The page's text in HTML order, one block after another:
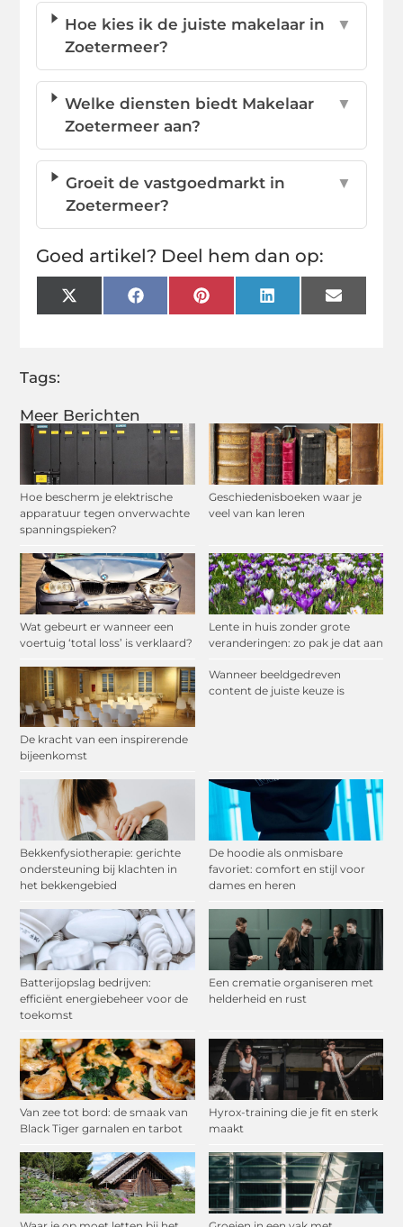
Meer Berichten
Hoe bescherm je elektrische
apparatuur tegen onverwachte
spanningspieken?
Geschiedenisboeken waar je
veel van kan leren
Wat gebeurt er wanneer een
voertuig ‘total loss’ is verklaard?
Lente in huis zonder grote
veranderingen: zo pak je dat aan
De kracht van een inspirerende
bijeenkomst
Wanneer beeldgedreven
content de juiste keuze is
Bekkenfysiotherapie: gerichte
ondersteuning bij klachten in
het bekkengebied
De hoodie als onmisbare
favoriet: comfort en stijl voor
dames en heren
Batterijopslag bedrijven:
efficiënt energiebeheer voor de
toekomst
Een crematie organiseren met
helderheid en rust
Van zee tot bord: de smaak van
Black Tiger garnalen en tarbot
Hyrox-training die je fit en sterk
maakt
Hoe kies ik de juiste makelaar in
Zoetermeer?
▼
Welke diensten biedt Makelaar
Zoetermeer aan?
▼
Groeit de vastgoedmarkt in
Zoetermeer?
▼
Goed artikel? Deel hem dan op:
X
(Twitter)
FacebookPinterestLinkedInEmail
Tags: